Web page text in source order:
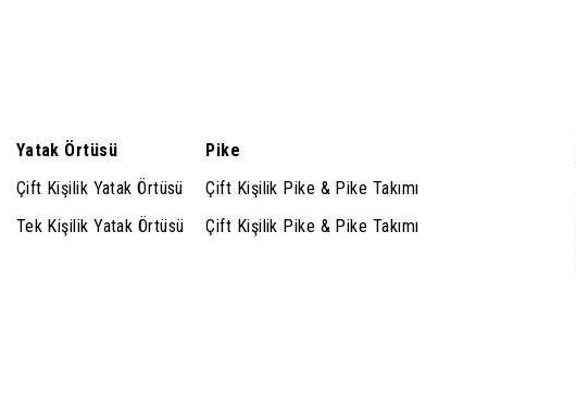
Yatak Örtüsü
Çift Kişilik Yatak Örtüsü
Tek Kişilik Yatak Örtüsü
Pike
Çift Kişilik Pike & Pike Takımı
Çift Kişilik Pike & Pike Takımı